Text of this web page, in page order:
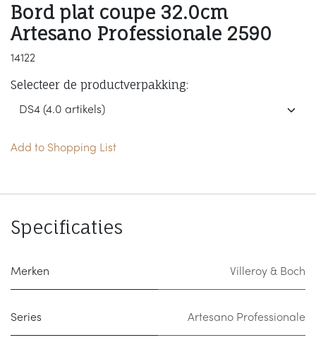
Bord plat coupe 32.0cm
Artesano Professionale 2590
14122
Selecteer de productverpakking:
Add to Shopping List
Specificaties
Merken Villeroy & Boch
Series Artesano Professionale